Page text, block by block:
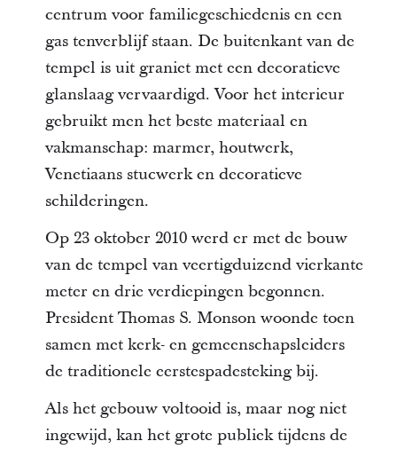
centrum voor familiegeschiedenis en een
gas tenverblijf staan. De buitenkant van de
tempel is uit graniet met een decoratieve
glanslaag vervaardigd. Voor het interieur
gebruikt men het beste materiaal en
vakmanschap: marmer, houtwerk,
Venetiaans stucwerk en decoratieve
schilderingen.
Op 23 oktober 2010 werd er met de bouw
van de tempel van veertigduizend vierkante
meter en drie verdiepingen begonnen.
President Thomas S. Monson woonde toen
samen met kerk- en gemeenschapsleiders
de traditionele eerstespadesteking bij.
Als het gebouw voltooid is, maar nog niet
ingewijd, kan het grote publiek tijdens de